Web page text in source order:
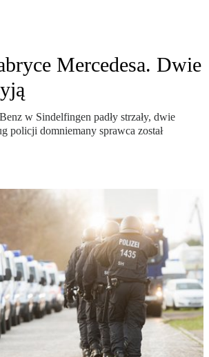
Mercedesa. Dwie
w Sindelfingen padły strzały, dwie
policji domniemany sprawca został